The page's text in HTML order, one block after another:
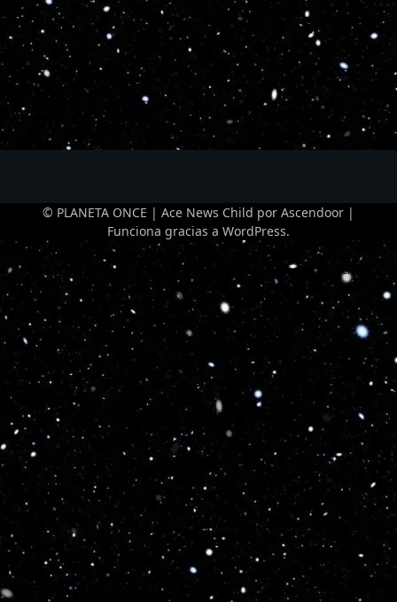
© PLANETA ONCE | Ace News Child por Ascendoor |
Funciona gracias a WordPress.
Optimized by Seraphinite Accelerator
Turns on site high speed to be attractive for people and search engines.